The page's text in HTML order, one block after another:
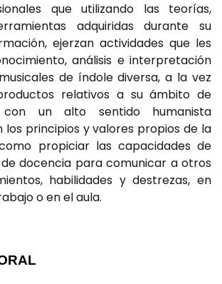
que utilizando las teorías,
adquiridas durante su
ejerzan actividades que les
análisis e interpretación
de índole diversa, a la vez
relativos a su ámbito de
con un alto sentido humanista
los principios y valores propios de la
propiciar las capacidades de
docencia para comunicar a otros
habilidades y destrezas, en
o en el aula.